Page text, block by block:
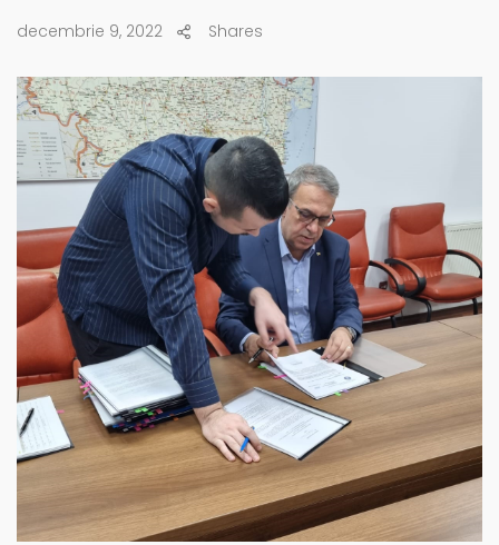
decembrie 9, 2022 Shares